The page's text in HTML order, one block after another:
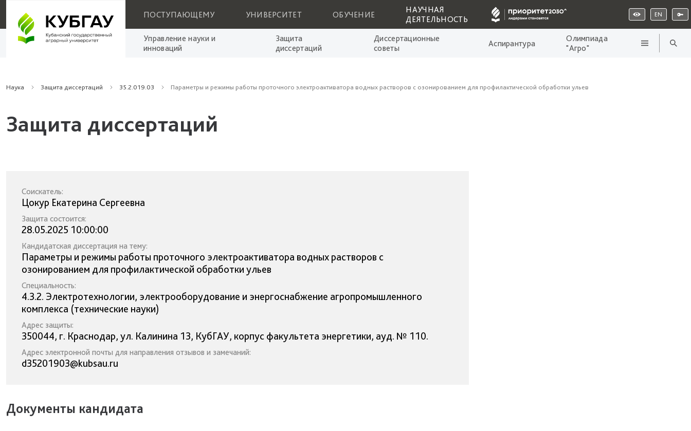
ПОСТУПАЮЩЕМУ УНИВЕРСИТЕТ ОБУЧЕНИЕ
НАУЧНАЯ
ДЕЯТЕЛЬНОСТЬ
EN
Управление науки и
инноваций
Защита
диссертаций
Диссертационные
советы
Аспирантура
Олимпиада
"Агро"
Наука Защита диссертаций 35.2.019.03 Параметры и режимы работы проточного электроактиватора водных растворов с озонированием для профилактической обработки ульев
Защита диссертаций
Соискатель:
Цокур Екатерина Сергеевна
Защита состоится:
28.05.2025 10:00:00
Кандидатская диссертация на тему:
Параметры и режимы работы проточного электроактиватора водных растворов с
озонированием для профилактической обработки ульев
Специальность:
4.3.2. Электротехнологии, электрооборудование и энергоснабжение агропромышленного
комплекса (технические науки)
Адрес защиты:
350044, г. Краснодар, ул. Калинина 13, КубГАУ, корпус факультета энергетики, ауд. № 110.
Адрес электронной почты для направления отзывов и замечаний:
d35201903@kubsau.ru
Документы кандидата